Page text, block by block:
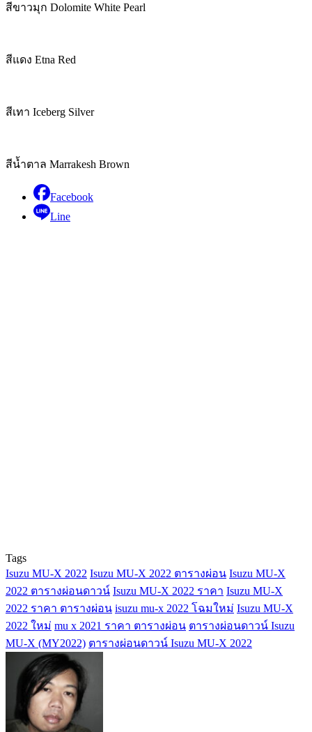
สีขาวมุก Dolomite White Pearl
สีแดง Etna Red
สีเทา Iceberg Silver
สีน้ำตาล Marrakesh Brown
Facebook
Line
Tags
Isuzu MU-X 2022 Isuzu MU-X 2022 ตารางผ่อน Isuzu MU-X
2022 ตารางผ่อนดาวน์ Isuzu MU-X 2022 ราคา Isuzu MU-X
2022 ราคา ตารางผ่อน isuzu mu-x 2022 โฉมใหม่ Isuzu MU-X
2022 ใหม่ mu x 2021 ราคา ตารางผ่อน ตารางผ่อนดาวน์ Isuzu
MU-X (MY2022) ตารางผ่อนดาวน์ Isuzu MU-X 2022